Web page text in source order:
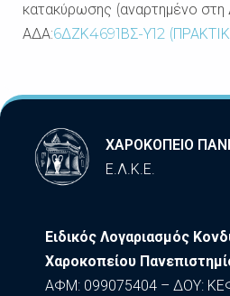
κατακύρωσης (αναρτημένο στη
ΑΔΑ:6ΔΖΚ4691ΒΣ-Υ12
ΧΑΡΟΚΟΠΕΙΟ
Ε.Λ.Κ.Ε.
Ειδικός Λογαριασμός
Χαροκοπείου
ΑΦΜ: 099075404 – ΔΟΥ: